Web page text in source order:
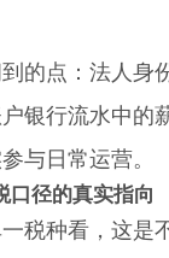
点：法人身份
银行流水中的
与日常运营。
口径的真实指向
种看，这是不